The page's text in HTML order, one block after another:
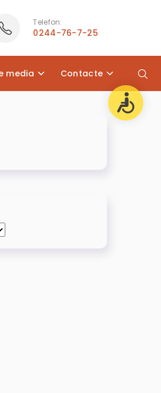
Telefon:
0244-76-7-25
media Contacte